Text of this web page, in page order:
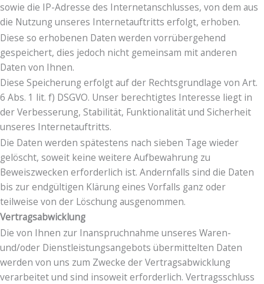
sowie die IP-Adresse des Internetanschlusses, von dem aus
die Nutzung unseres Internetauftritts erfolgt, erhoben.
Diese so erhobenen Daten werden vorrübergehend
gespeichert, dies jedoch nicht gemeinsam mit anderen
Daten von Ihnen.
Diese Speicherung erfolgt auf der Rechtsgrundlage von Art.
6 Abs. 1 lit. f) DSGVO. Unser berechtigtes Interesse liegt in
der Verbesserung, Stabilität, Funktionalität und Sicherheit
unseres Internetauftritts.
Die Daten werden spätestens nach sieben Tage wieder
gelöscht, soweit keine weitere Aufbewahrung zu
Beweiszwecken erforderlich ist. Andernfalls sind die Daten
bis zur endgültigen Klärung eines Vorfalls ganz oder
teilweise von der Löschung ausgenommen.
Vertragsabwicklung
Die von Ihnen zur Inanspruchnahme unseres Waren-
und/oder Dienstleistungsangebots übermittelten Daten
werden von uns zum Zwecke der Vertragsabwicklung
verarbeitet und sind insoweit erforderlich. Vertragsschluss